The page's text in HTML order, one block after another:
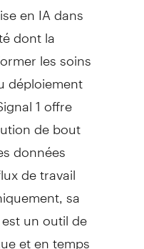
en IA dans
dont la
les soins
déploiement
1 offre
de bout
données
de travail
sa
un outil de
et en temps